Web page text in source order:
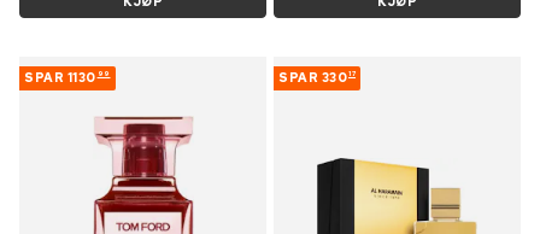
SPAR 1130 99 SPAR 33017